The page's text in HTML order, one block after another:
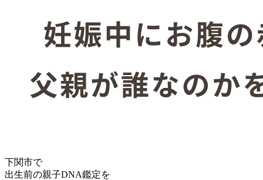
下関市で
出生前の親子DNA鑑定を